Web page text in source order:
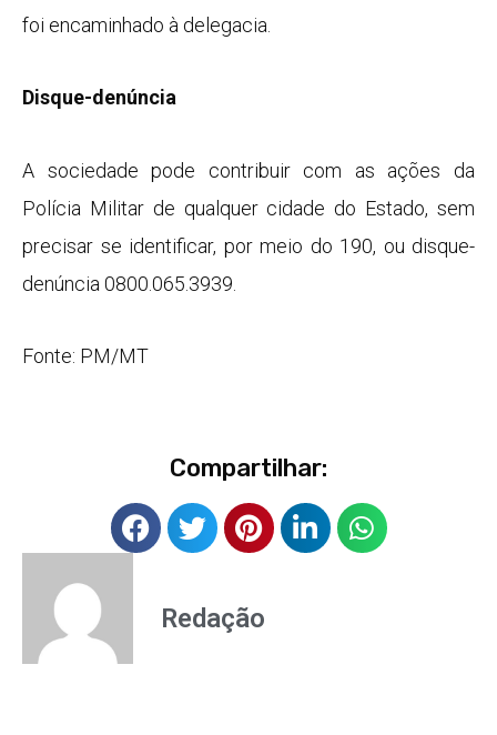
foi encaminhado à delegacia.
Disque-denúncia
A sociedade pode contribuir com as ações da
Polícia Militar de qualquer cidade do Estado, sem
precisar se identificar, por meio do 190, ou disque-
denúncia 0800.065.3939.
Fonte: PM/MT
Compartilhar:
Redação